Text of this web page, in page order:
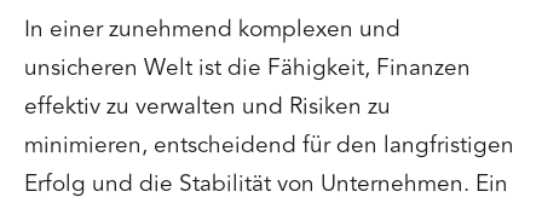
In einer zunehmend komplexen und
unsicheren Welt ist die Fähigkeit, Finanzen
effektiv zu verwalten und Risiken zu
minimieren, entscheidend für den langfristigen
Erfolg und die Stabilität von Unternehmen. Ein